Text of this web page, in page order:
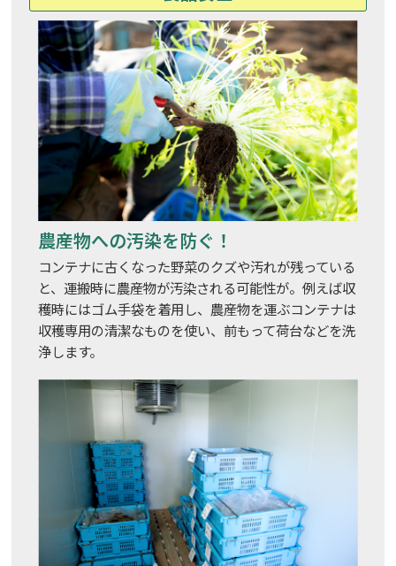
農産物への汚染を防ぐ！
コンテナに古くなった野菜のクズや汚れが残っている
と、運搬時に農産物が汚染される可能性が。例えば収
穫時にはゴム手袋を着用し、農産物を運ぶコンテナは
収穫専用の清潔なものを使い、前もって荷台などを洗
浄します。